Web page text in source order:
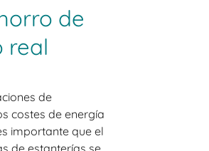
de
real
de
costes de energía
importante que el
de estanterías se